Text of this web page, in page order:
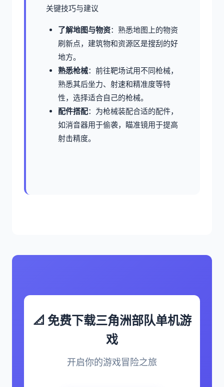
关键技巧与建议
了解地图与物资：熟悉地图上的物资
刷新点，建筑物和资源区是搜刮的好
地方。
熟悉枪械：前往靶场试用不同枪械，
熟悉其后坐力、射速和精准度等特
性，选择适合自己的枪械。
配件搭配：为枪械装配合适的配件，
如消音器用于偷袭，瞄准镜用于提高
射击精度。
📐 免费下载三角洲部队单机游
戏
开启你的游戏冒险之旅